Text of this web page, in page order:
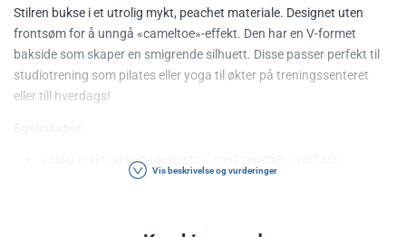
Stilren bukse i et utrolig mykt, peachet materiale. Designet uten
frontsøm for å unngå «cameltoe»-effekt. Den har en V-formet
bakside som skaper en smigrende silhuett. Disse passer perfekt til
studiotrening som pilates eller yoga til økter på treningssenteret
eller till hverdags!
Veldig mykt og behagelig stoff med peachet overflate
Vis beskrivelse og vurderinger